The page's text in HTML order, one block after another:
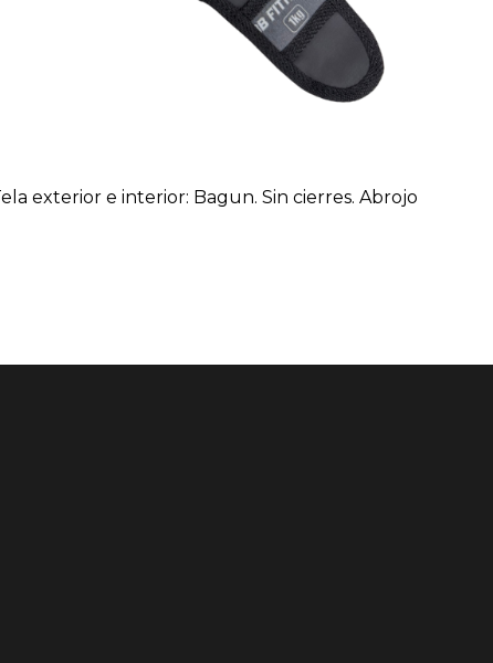
exterior e interior: Bagun. Sin cierres. Abrojo